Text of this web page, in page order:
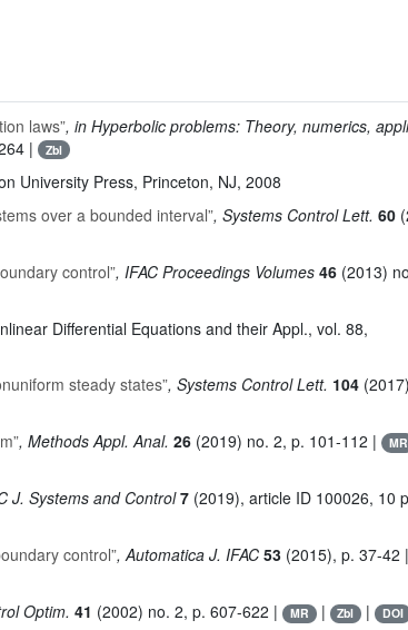
laws”, in Hyperbolic problems: Theory, numerics,
| Zbl
University Press, Princeton, NJ, 2008
over a bounded interval”, Systems Control Lett. 60
control”, IFAC Proceedings Volumes 46 (2013)
Differential Equations and their Appl., vol. 88,
steady states”, Systems Control Lett. 104
, Methods Appl. Anal. 26 (2019) no. 2, p. 101-112 | MR
J. Systems and Control7 (2019), article ID 100026, 10
control”, Automatica J. IFAC 53 (2015), p. 37-42 |
Optim. 41 (2002) no. 2, p. 607-622 | MR | Zbl | DOI